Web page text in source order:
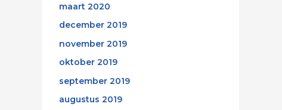
maart 2020
december 2019
november 2019
oktober 2019
september 2019
augustus 2019